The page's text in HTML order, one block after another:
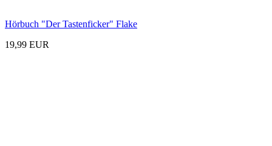
Hörbuch "Der Tastenficker" Flake
19,99 EUR